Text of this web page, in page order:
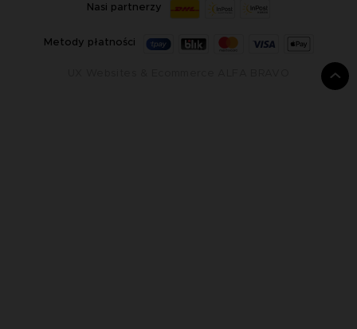
Nasi partnerzy
Metody płatności